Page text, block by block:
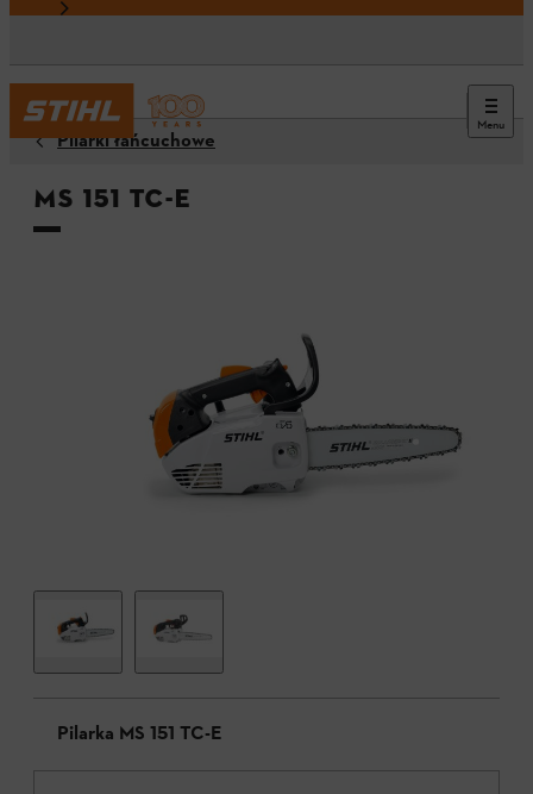
Menu
Pilarki łańcuchowe
MS 151 TC-E
Pilarka MS 151 TC-E